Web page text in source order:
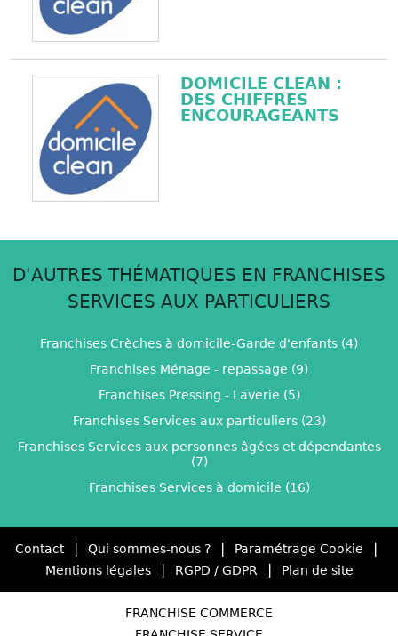
DOMICILE CLEAN :
DES CHIFFRES
ENCOURAGEANTS
D'AUTRES THÉMATIQUES EN FRANCHISES
SERVICES AUX PARTICULIERS
Franchises Crèches à domicile-Garde d'enfants (4)
Franchises Ménage - repassage (9)
Franchises Pressing - Laverie (5)
Franchises Services aux particuliers (23)
Franchises Services aux personnes âgées et dépendantes
(7)
Franchises Services à domicile (16)
Contact Qui sommes-nous ? Paramétrage Cookie
Mentions légales RGPD / GDPR Plan de site
FRANCHISE COMMERCE